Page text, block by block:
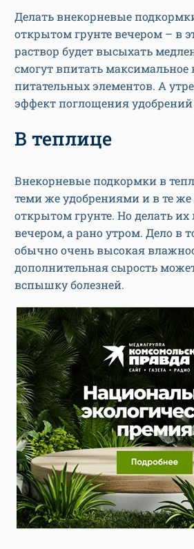
Делать внекорневые
открытом грунте вечером – в
раствор будет высыхать
смогут впитать максимальное
питательных элементов. А
эффект поглощения удобрений
В теплице
Внекорневые подкормки в
теми же удобрениями и в те же
открытом грунте. Но делать
вечером, а рано утром. Дело в
обычно очень высокая
дополнительная сырость
вспышку болезней.